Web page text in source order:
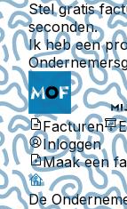
Stel gratis
seconden.
Ik heb een
Facturen
Inloggen
Maak een
De